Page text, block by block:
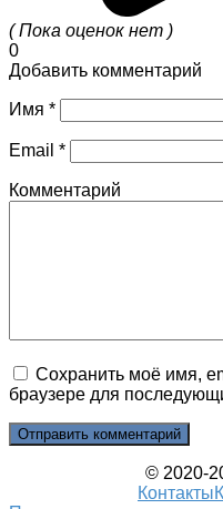
( Пока оценок нет )
0
Добавить комментарий
Имя *
Email *
Комментарий
Сохранить моё имя,
браузере для
© 2020-
Контакты